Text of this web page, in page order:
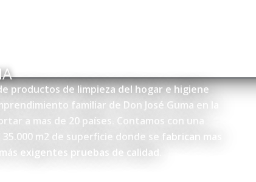
productos de limpieza del hogar e higiene
familiar de Don José Guma en la
a mas de 20 países. Contamos con una
m2 de superficie donde se fabrican mas
exigentes pruebas de calidad.